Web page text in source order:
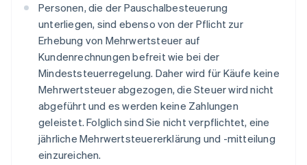
Personen, die der Pauschalbesteuerung
unterliegen, sind ebenso von der Pflicht zur
Erhebung von Mehrwertsteuer auf
Kundenrechnungen befreit wie bei der
Mindeststeuerregelung. Daher wird für Käufe keine
Mehrwertsteuer abgezogen, die Steuer wird nicht
abgeführt und es werden keine Zahlungen
geleistet. Folglich sind Sie nicht verpflichtet, eine
jährliche Mehrwertsteuererklärung und -mitteilung
einzureichen.